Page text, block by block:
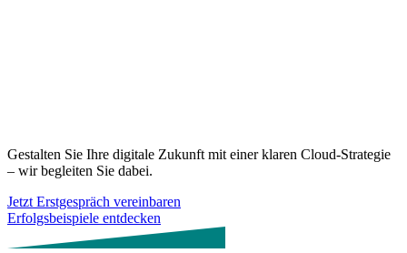
Gestalten Sie Ihre digitale Zukunft mit einer klaren Cloud-Strategie
– wir begleiten Sie dabei.
Jetzt Erstgespräch vereinbaren
Erfolgsbeispiele entdecken